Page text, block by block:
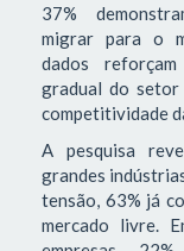
37%
migrar para o
dados
gradual do setor
competitividade
A pesquisa
grandes
tensão, 63% já
mercado livre.